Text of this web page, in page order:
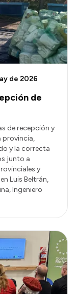
de
de 2026
de recepción y
provincia,
y la correcta
junto a
y
Luis Beltrán,
Ingeniero